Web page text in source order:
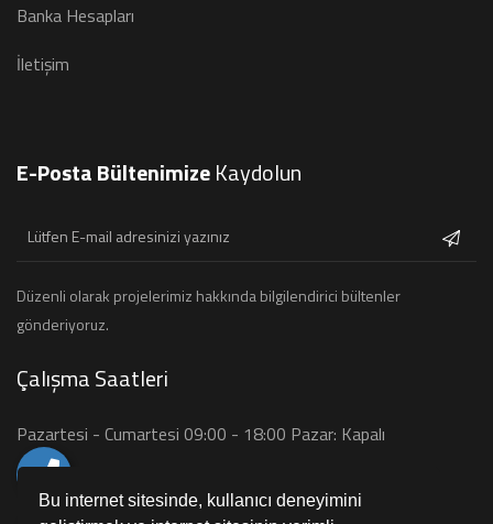
Bu internet sitesinde, kullanıcı deneyimini
Banka Hesapları
İletişim
E-Posta BültenimizeKaydolun
Düzenli olarak projelerimiz hakkında bilgilendirici bültenler
gönderiyoruz.
Çalışma Saatleri
Pazartesi - Cumartesi 09:00 - 18:00 Pazar: Kapalı